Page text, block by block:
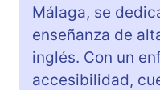
Málaga, se
enseñanza de
inglés. Con un
accesibilidad,